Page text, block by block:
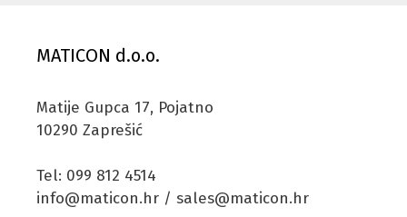
MATICON d.o.o.
Matije Gupca 17, Pojatno
10290 Zaprešić
Tel: 099 812 4514
info@maticon.hr / sales@maticon.hr